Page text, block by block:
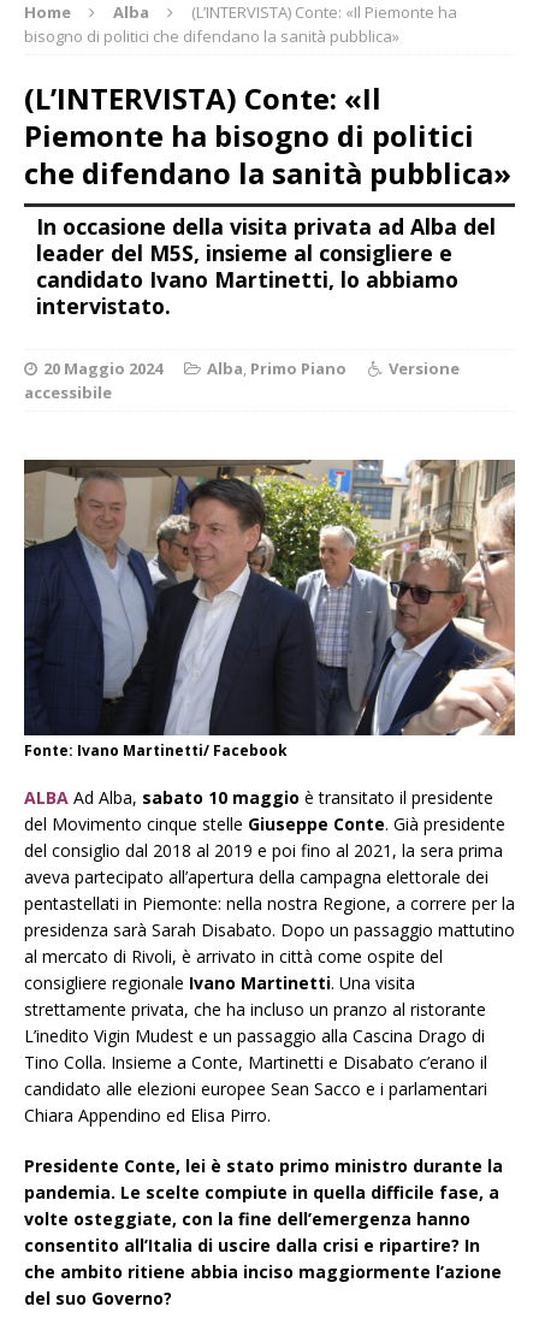
Home Alba
(L’INTERVISTA) Conte: «Il Piemonte ha
bisogno di politici che difendano la sanità pubblica»
(L’INTERVISTA) Conte: «Il
Piemonte ha bisogno di politici
che difendano la sanità pubblica»
In occasione della visita privata ad Alba del
leader del M5S, insieme al consigliere e
candidato Ivano Martinetti, lo abbiamo
intervistato.
20 Maggio 2024 Alba, Primo Piano
Versione
accessibile
Fonte: Ivano Martinetti/ Facebook
ALBA Ad Alba, sabato 10 maggio è transitato il presidente
del Movimento cinque stelle Giuseppe Conte. Già presidente
del consiglio dal 2018 al 2019 e poi fino al 2021, la sera prima
aveva partecipato all’apertura della campagna elettorale dei
pentastellati in Piemonte: nella nostra Regione, a correre per la
presidenza sarà Sarah Disabato. Dopo un passaggio mattutino
al mercato di Rivoli, è arrivato in città come ospite del
consigliere regionale Ivano Martinetti. Una visita
strettamente privata, che ha incluso un pranzo al ristorante
L’inedito Vigin Mudest e un passaggio alla Cascina Drago di
Tino Colla. Insieme a Conte, Martinetti e Disabato c’erano il
candidato alle elezioni europee Sean Sacco e i parlamentari
Chiara Appendino ed Elisa Pirro.
Presidente Conte, lei è stato primo ministro durante la
pandemia. Le scelte compiute in quella difficile fase, a
volte osteggiate, con la fine dell’emergenza hanno
consentito all’Italia di uscire dalla crisi e ripartire? In
che ambito ritiene abbia inciso maggiormente l’azione
del suo Governo?